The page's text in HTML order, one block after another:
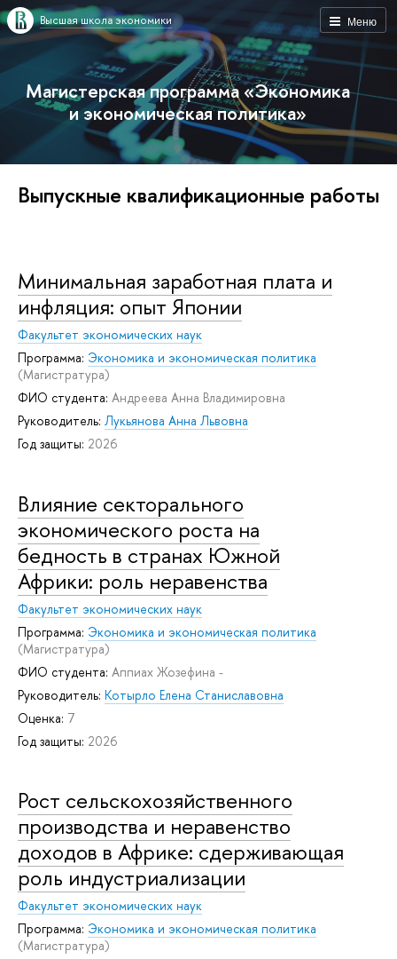
Меню
Высшая школа экономики
Магистерская программа «Экономика
и экономическая политика»
Выпускные квалификационные работы
Минимальная заработная плата и
инфляция: опыт Японии
Факультет экономических наук
Программа: Экономика и экономическая политика
(Магистратура)
ФИО студента: Андреева Анна Владимировна
Руководитель: Лукьянова Анна Львовна
Год защиты: 2026
Влияние секторального
экономического роста на
бедность в странах Южной
Африки: роль неравенства
Факультет экономических наук
Программа: Экономика и экономическая политика
(Магистратура)
ФИО студента: Аппиах Жозефина -
Руководитель: Котырло Елена Станиславовна
Оценка: 7
Год защиты: 2026
Рост сельскохозяйственного
производства и неравенство
доходов в Африке: сдерживающая
роль индустриализации
Факультет экономических наук
Программа: Экономика и экономическая политика
(Магистратура)